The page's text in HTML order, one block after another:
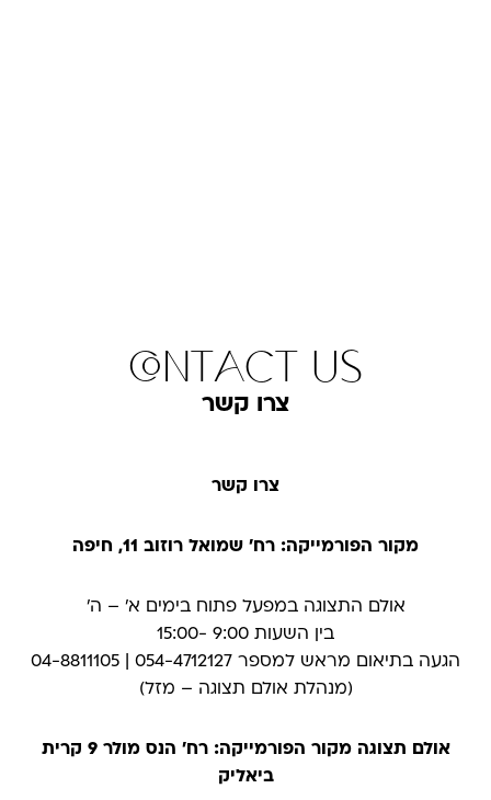
contact us
צרו קשר
צרו קשר
מקור הפורמייקה: רח' שמואל רוזוב 11, חיפה
אולם התצוגה במפעל פתוח בימים א׳ – ה׳
בין השעות 9:00 -15:00
הגעה בתיאום מראש למספר 054-4712127 | 04-8811105
(מנהלת אולם תצוגה – מזל)
אולם תצוגה מקור הפורמייקה: רח' הנס מולר 9 קרית
ביאליק